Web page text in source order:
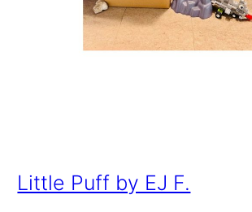
Little Puff by EJ F.